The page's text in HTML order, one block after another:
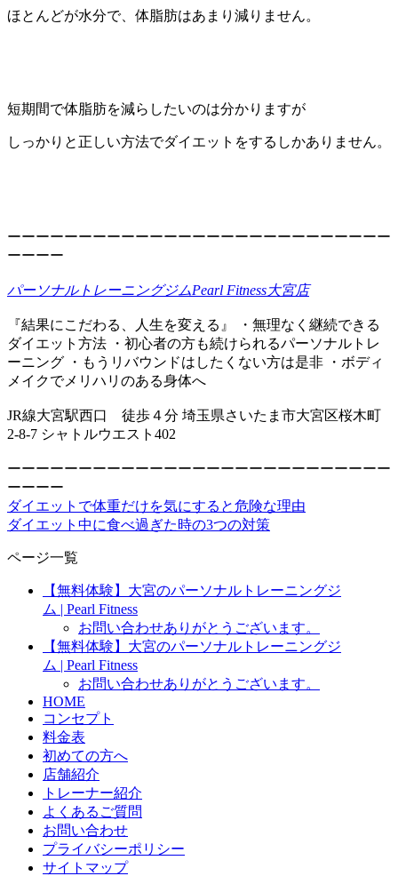
ほとんどが水分で、体脂肪はあまり減りません。
短期間で体脂肪を減らしたいのは分かりますが
しっかりと正しい方法でダイエットをするしかありません。
ーーーーーーーーーーーーーーーーーーーーーーーーーーー
ーーーー
パーソナルトレーニングジムPearl Fitness大宮店
『結果にこだわる、人生を変える』 ・無理なく継続できる
ダイエット方法 ・初心者の方も続けられるパーソナルトレ
ーニング ・もうリバウンドはしたくない方は是非 ・ボディ
メイクでメリハリのある身体へ
JR線大宮駅西口 徒歩４分 埼玉県さいたま市大宮区桜木町
2-8-7 シャトルウエスト402
ーーーーーーーーーーーーーーーーーーーーーーーーーーー
ーーーー
ダイエットで体重だけを気にすると危険な理由
ダイエット中に食べ過ぎた時の3つの対策
ページ一覧
【無料体験】大宮のパーソナルトレーニングジ
ム | Pearl Fitness
お問い合わせありがとうございます。
【無料体験】大宮のパーソナルトレーニングジ
ム | Pearl Fitness
お問い合わせありがとうございます。
HOME
コンセプト
料金表
初めての方へ
店舗紹介
トレーナー紹介
よくあるご質問
お問い合わせ
プライバシーポリシー
サイトマップ